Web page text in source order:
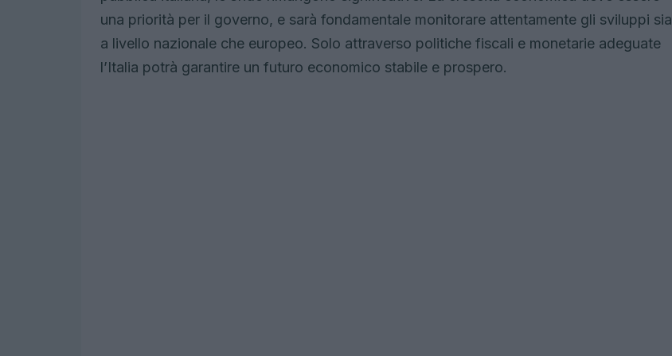
una priorità per il governo, e sarà fondamentale monitorare attentamente gli sviluppi sia
a livello nazionale che europeo. Solo attraverso politiche fiscali e monetarie adeguate
l’Italia potrà garantire un futuro economico stabile e prospero.